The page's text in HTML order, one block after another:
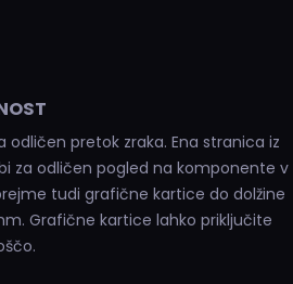
odličen pretok zraka. Ena stranica iz
za odličen pogled na komponente v
tudi grafične kartice do dolžine
Grafične kartice lahko priključite